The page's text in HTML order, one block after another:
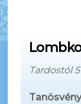
Tardostól